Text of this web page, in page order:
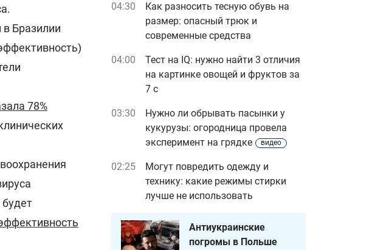
в Бразилии
78%
04:30
Как разносить тесную обувь на
размер: опасный трюк и
современные средства
04:00
Тест на IQ: нужно найти 3 отличия
на картинке овощей и фруктов за
7 с
03:30
Нужно ли обрывать пасынки у
кукурузы: огородница провела
эксперимент на грядке
видео
02:25
Могут повредить одежду и
технику: какие режимы стирки
лучше не использовать
Антиукраинские
погромы в Польше